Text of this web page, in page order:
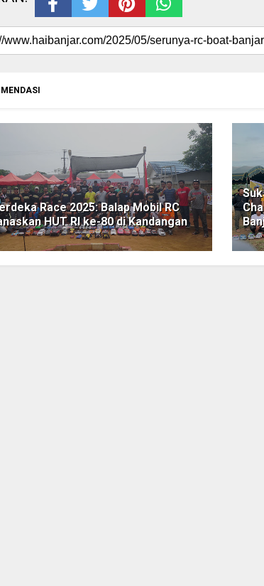
Race 2025: Balap Mobil RC
HUT RI ke-80 di Kandangan